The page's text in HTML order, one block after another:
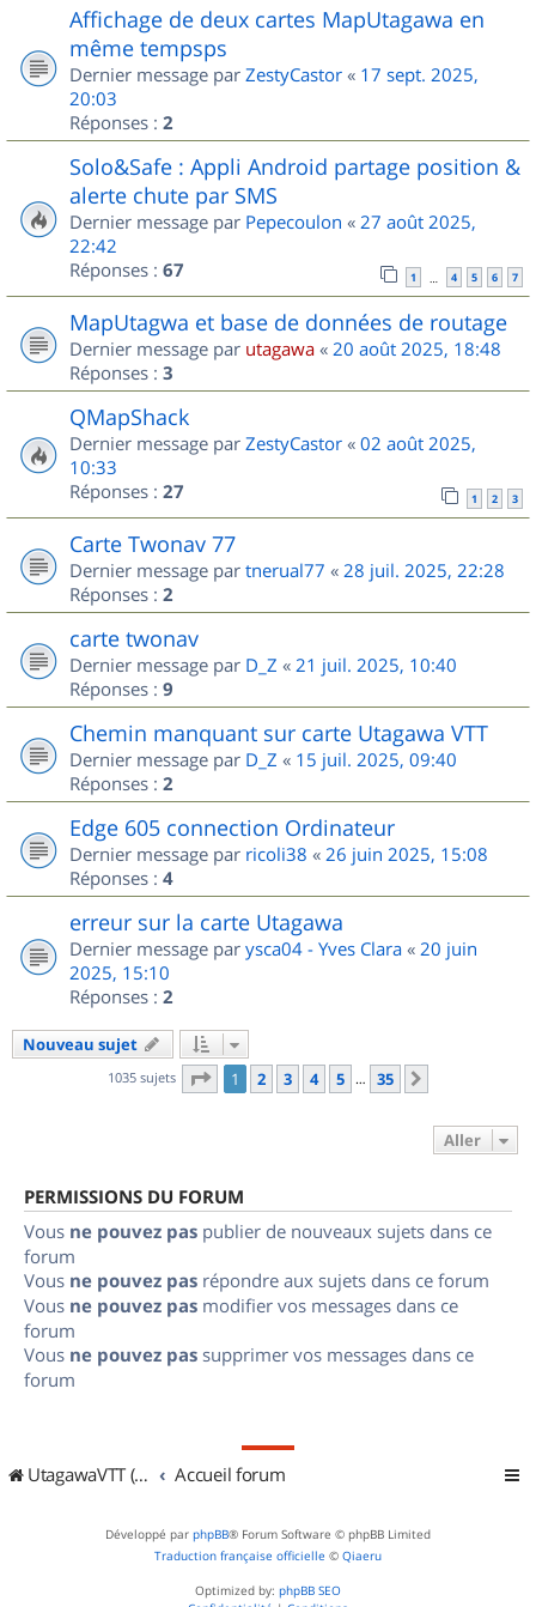
Affichage de deux cartes MapUtagawa en
même tempsps
Dernier message par ZestyCastor « 17 sept. 2025,
20:03
Réponses : 2
Solo&Safe : Appli Android partage position &
alerte chute par SMS
Dernier message par Pepecoulon « 27 août 2025,
22:42
Réponses : 67 1 … 4 5 6 7
MapUtagwa et base de données de routage
Dernier message par utagawa « 20 août 2025, 18:48
Réponses : 3
QMapShack
Dernier message par ZestyCastor « 02 août 2025,
10:33
Réponses : 27 1 2 3
Carte Twonav 77
Dernier message par tnerual77 « 28 juil. 2025, 22:28
Réponses : 2
carte twonav
Dernier message par D_Z « 21 juil. 2025, 10:40
Réponses : 9
Chemin manquant sur carte Utagawa VTT
Dernier message par D_Z « 15 juil. 2025, 09:40
Réponses : 2
Edge 605 connection Ordinateur
Dernier message par ricoli38 « 26 juin 2025, 15:08
Réponses : 4
erreur sur la carte Utagawa
Dernier message par ysca04 - Yves Clara « 20 juin
2025, 15:10
Réponses : 2
Nouveau sujet
1035 sujets Page 1sur
1 2 3 4 5 … 35
Aller
PERMISSIONS DU FORUM
Vous ne pouvez pas publier de nouveaux sujets dans ce
forum
Vous ne pouvez pas répondre aux sujets dans ce forum
Vous ne pouvez pas modifier vos messages dans ce
forum
Vous ne pouvez pas supprimer vos messages dans ce
forum
UtagawaVTT (Randos VTT et VTTAE avec traces GPS) Accueil forum
Développé par phpBB® Forum Software © phpBB Limited
Traduction française officielle © Qiaeru
Optimized by: phpBB SEO